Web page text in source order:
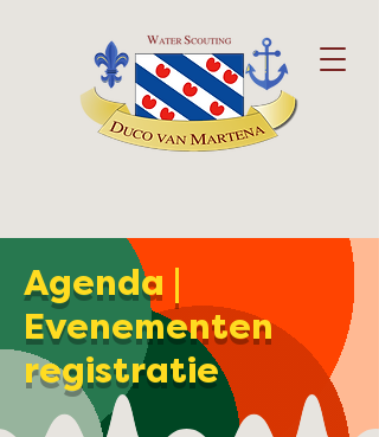
Agenda |
Evenementen
registratie